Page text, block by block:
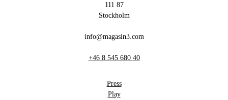
111 87
Stockholm
info@magasin3.com
+46 8 545 680 40
Press
Play